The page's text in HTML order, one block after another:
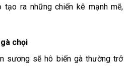
ra những chiến kê mạnh mẽ,
chọi
sương sẽ hô biến gà thường trở